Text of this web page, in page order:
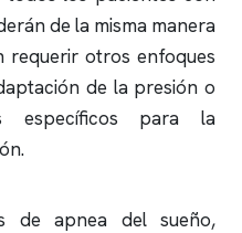
de la misma manera
requerir otros enfoques
de la presión o
específicos para la
de apnea del sueño,